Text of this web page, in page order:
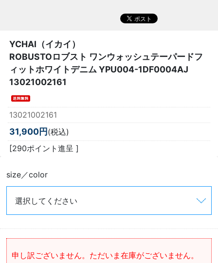
YCHAI（イカイ）
ROBUSTOロブスト ワンウォッシュテーパードフ
ィットホワイトデニム YPU004-1DF0004AJ
13021002161
13021002161
31,900円(税込)
[290ポイント進呈 ]
size／color
申し訳ございません。ただいま在庫がございません。